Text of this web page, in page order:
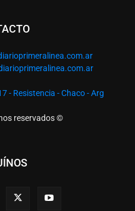
- Resistencia - Chaco - Arg
reservados ©